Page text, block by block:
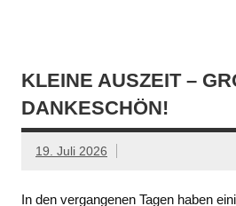
KLEINE AUSZEIT –
ANKESCHÖN!
19. Juli 2026
In den vergangenen Tagen haben